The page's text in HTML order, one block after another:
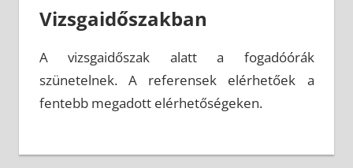
Vizsgaidőszakban
A vizsgaidőszak alatt a fogadóórák
szünetelnek. A referensek elérhetőek a
fentebb megadott elérhetőségeken.